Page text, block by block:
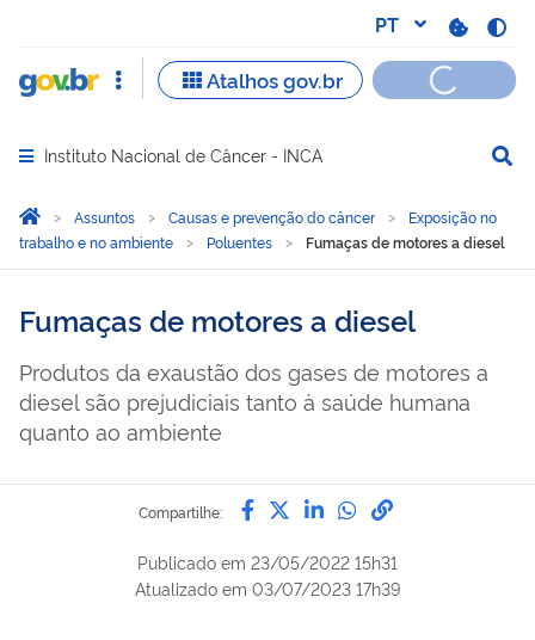
Abrir menu principal de navegação
Instituto Nacional de Câncer - INCA
Você está aqui:
Página Inicial
Assuntos Causas e prevenção do câncer
Exposição no
trabalho e no ambiente
Poluentes Fumaças de motores a diesel
Fumaças de motores a diesel
Produtos da exaustão dos gases de motores a
diesel são prejudiciais tanto à saúde humana
quanto ao ambiente
Compartilhe: Compartilhe por Facebook
Compartilhe por Twitter
Compartilhe por
Compartilhe
link para
Publicado em 23/05/2022 15h31
Atualizado em 03/07/2023 17h39